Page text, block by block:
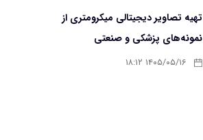
تهیه تصاویر دیجیتالی میکرومتری از
نمونه‌های پزشکی و صنعتی
۱۴۰۵/۰۵/۱۶ ۱۸:۱۲